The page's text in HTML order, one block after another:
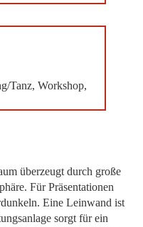
Tanz, Work­shop,
über­zeugt durch gro­ße
Für Prä­sen­ta­tio­nen
Eine Lein­wand ist
sorgt für ein